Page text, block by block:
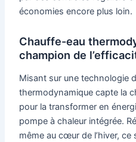
économies encore plus loin.
Chauffe-eau
champion de
Misant sur une technologie
thermodynamique capte la
pour la transformer en
pompe à chaleur intégrée.
même au cœur de l’hiver, ce